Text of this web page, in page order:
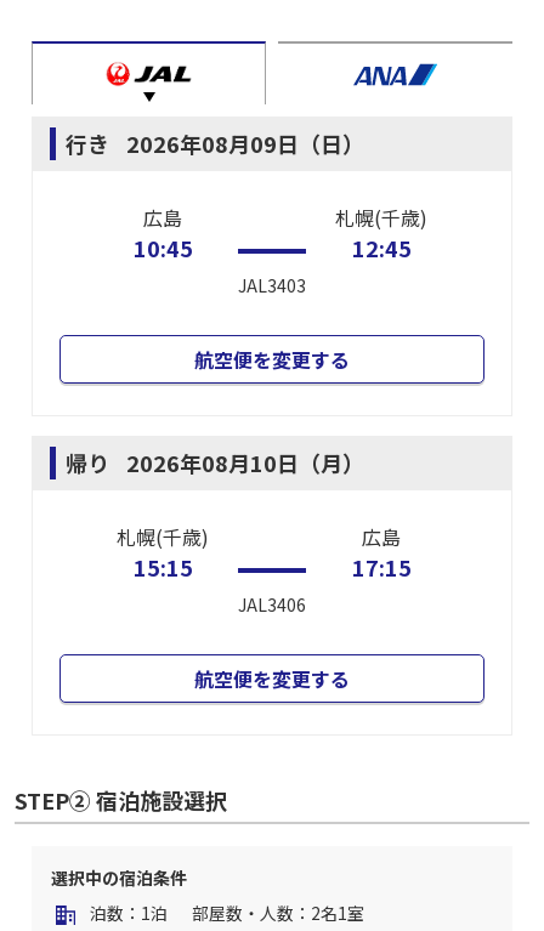
行き 2026年08月09日（日）
広島
10:45
JAL3403
札幌(千歳)
12:45
航空便を変更する
帰り 2026年08月10日（月）
札幌(千歳)
15:15
JAL3406
広島
17:15
航空便を変更する
STEP② 宿泊施設選択
選択中の宿泊条件
泊数：1泊
部屋数・人数：2名1室